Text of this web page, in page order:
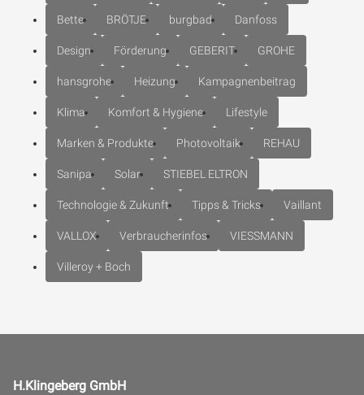
Bette BRÖTJE burgbad Danfoss
Design Förderung GEBERIT GROHE
hansgrohe Heizung Kampagnenbeitrag
Klima Komfort & Hygiene Lifestyle
Marken & Produkte Photovoltaik REHAU
Sanipa Solar STIEBEL ELTRON
Technologie & Zukunft Tipps & Tricks Vaillant
VALLOX Verbraucherinfos VIESSMANN
Villeroy + Boch
H.Klingeberg GmbH